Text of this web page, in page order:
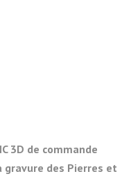
3D de commande
des Pierres et